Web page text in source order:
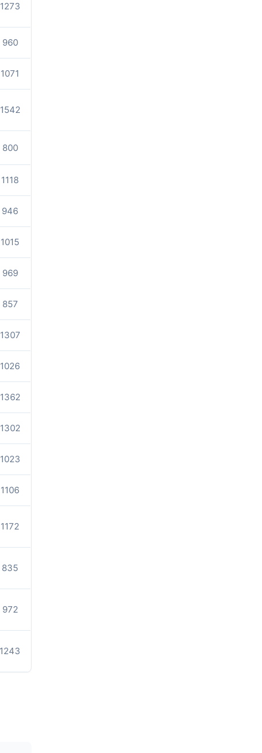
1273
960
1071
1542
800
1118
946
1015
969
857
1307
1026
1362
1302
1023
1106
1172
835
972
1243